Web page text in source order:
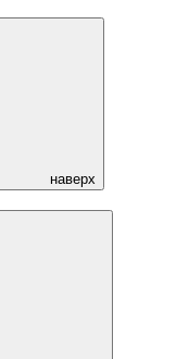
наверх